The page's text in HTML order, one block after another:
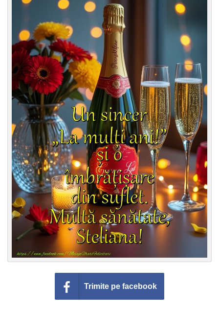
Felicitari muzicale personalizate
Felicitari animate
Invitatii personalizate
Conecteaza-te
Trimite pe facebook